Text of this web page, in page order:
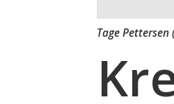
Tage Pettersen